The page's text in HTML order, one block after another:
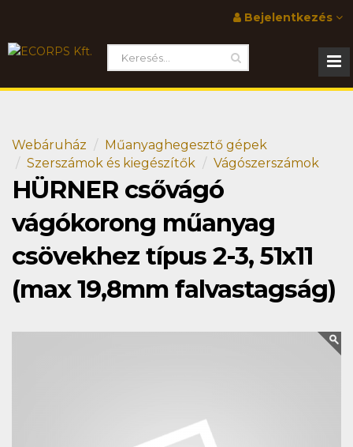
Bejelentkezés
Webáruház
Műanyaghegesztő gépek
Szerszámok és kiegészítők
Vágószerszámok
HÜRNER csővágó
vágókorong műanyag
csövekhez típus 2-3, 51x11
(max 19,8mm falvastagság)